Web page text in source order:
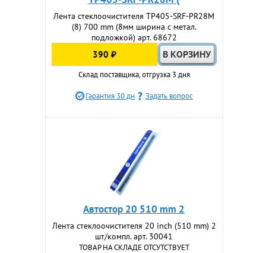
Лента стеклоочистителя TP405-SRF-PR28M
(8) 700 mm (8мм ширина с метал.
подложкой) арт. 68672
390 ₽
Склад поставщика, отгрузка 3 дня
Гарантия 30 дн Задать вопрос
Автостор 20 510 mm 2
Лента стеклоочистителя 20 inch (510 mm) 2
шт/компл. арт. 30041
ТОВАР НА СКЛАДЕ ОТСУТСТВУЕТ